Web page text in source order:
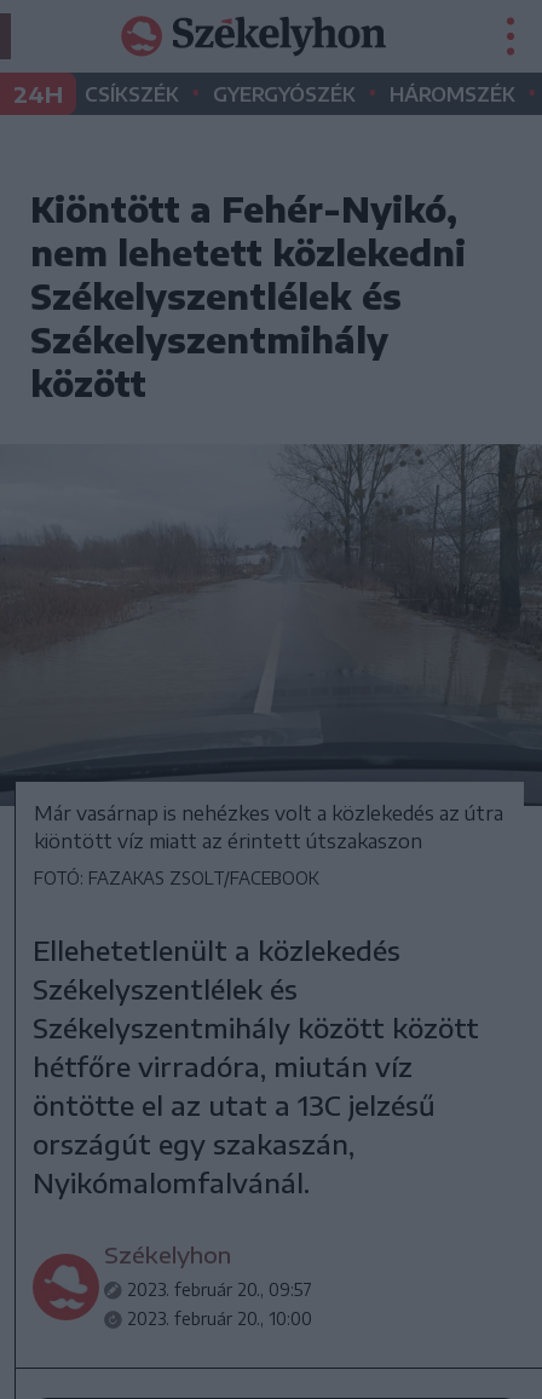
24H CSÍKSZÉK • GYERGYÓSZÉK • HÁROMSZÉK •
Kiöntött a Fehér-Nyikó,
nem lehetett közlekedni
Székelyszentlélek és
Székelyszentmihály
között
Már vasárnap is nehézkes volt a közlekedés az útra
kiöntött víz miatt az érintett útszakaszon
FOTÓ: FAZAKAS ZSOLT/FACEBOOK
Ellehetetlenült a közlekedés
Székelyszentlélek és
Székelyszentmihály között között
hétfőre virradóra, miután víz
öntötte el az utat a 13C jelzésű
országút egy szakaszán,
Nyikómalomfalvánál.
Székelyhon
2023. február 20., 09:57
2023. február 20., 10:00